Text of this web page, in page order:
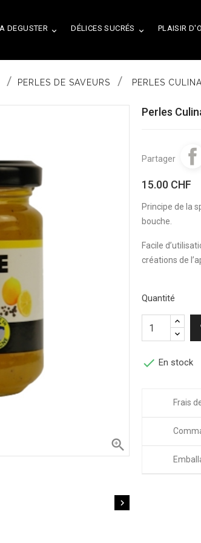

A DEGUSTER 
DÉLICES SUCRÉS PLAISIR
PERLES DE SAVEURS PERLES


Perles
Partager
15.00 CHF
Principe de la
bouche.
Facile
créations de
Quantité
 En stock
Frais